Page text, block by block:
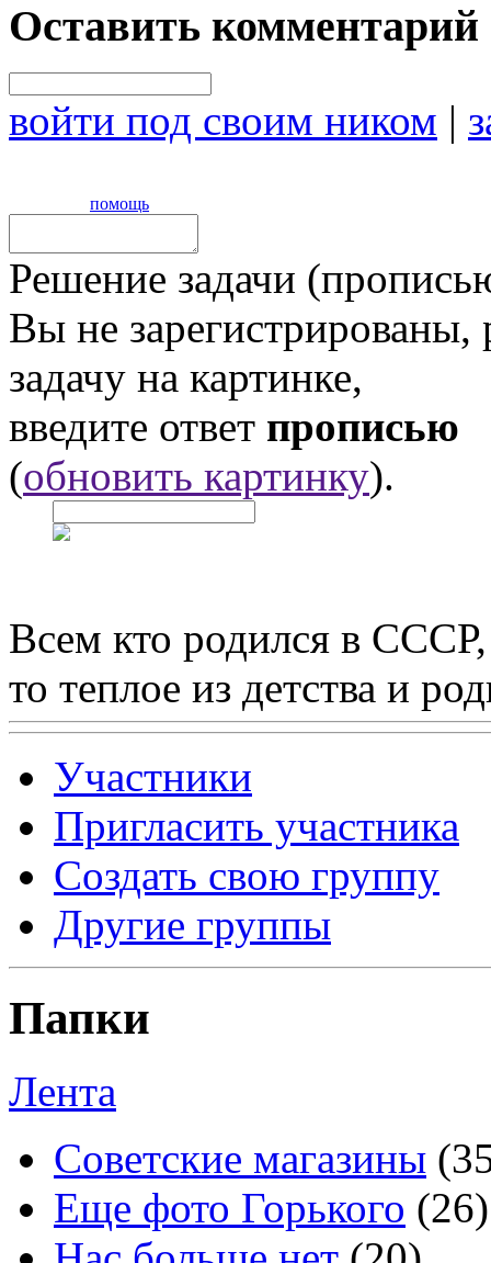
Оставить комментарий
войти под своим ником |
помощь
Решение задачи
Вы не
задачу на картинке,
введите ответ прописью
(обновить картинку).
Всем кто родился в
то теплое из детства и
Участники
Пригласить участника
Создать свою группу
Другие группы
Папки
Лента
Советские магазины
Еще фото Горького (26)